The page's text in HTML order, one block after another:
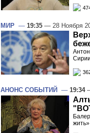
МИР — 19:35 — 28 Ноября
АНОНС СОБЫТИЙ — 19:34
жить»